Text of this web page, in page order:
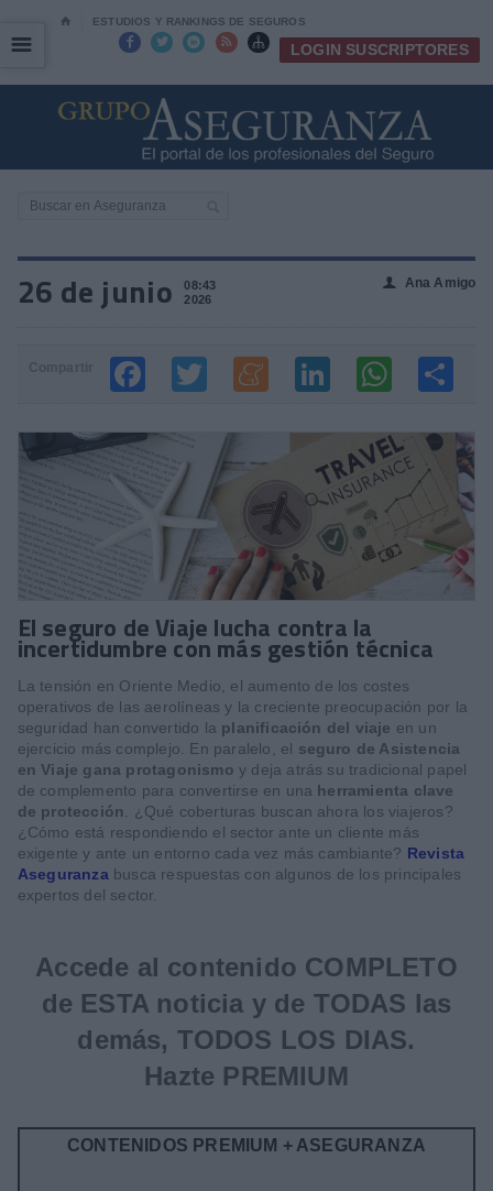
⌂ ESTUDIOS Y RANKINGS DE SEGUROS
     LOGIN SUSCRIPTORES
☰
☰
26 de junio
08:43
2026
👤 Ana Amigo
El seguro de Viaje lucha contra la
incertidumbre con más gestión técnica
La tensión en Oriente Medio, el aumento de los costes
operativos de las aerolíneas y la creciente preocupación por la
seguridad han convertido la planificación del viaje en un
ejercicio más complejo. En paralelo, el seguro de Asistencia
en Viaje gana protagonismo y deja atrás su tradicional papel
de complemento para convertirse en una herramienta clave
de protección. ¿Qué coberturas buscan ahora los viajeros?
¿Cómo está respondiendo el sector ante un cliente más
exigente y ante un entorno cada vez más cambiante? Revista
Aseguranzabusca respuestas con algunos de los principales
expertos del sector.
Accede al contenido COMPLETO
de ESTA noticia y de TODAS las
demás, TODOS LOS DIAS.
Hazte PREMIUM
CONTENIDOS PREMIUM + ASEGURANZA